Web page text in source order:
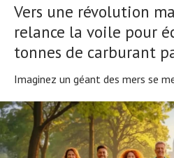
Vers une révolution
relance la voile pour
tonnes de carburant
Imaginez un géant des mers se